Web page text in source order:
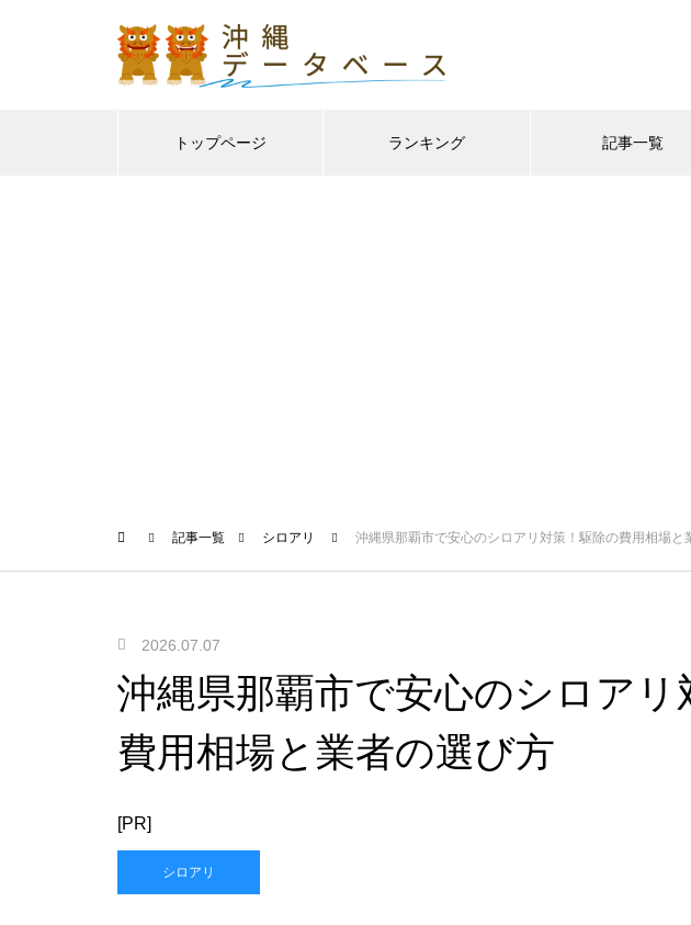
トップページ ランキング 記事一覧
記事一覧 シロアリ 沖縄県那覇市で安心のシロアリ対策！駆除の費用相場と
2026.07.07
沖縄県那覇市で安心のシロアリ
費用相場と業者の選び方
[PR]
シロアリ